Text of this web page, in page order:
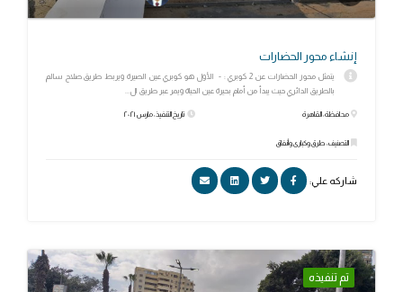
إنشاء محور الحضارات
يتمثل محور الحضارات عن 2 كوبري : - الأول هو كوبري عين الصيرة ويربط طريق صلاح سالم
بالطريق الدائري حيث يبدأ من أمام بحيرة عين الحياة ويمر عبر طريق ال...
محافظة: القاهرة
التصنيف: طرق وكبارى وأنفاق
تاريخ التنفيذ: مارس ٢٠٢١
شاركه علي:
تم تنفيذه